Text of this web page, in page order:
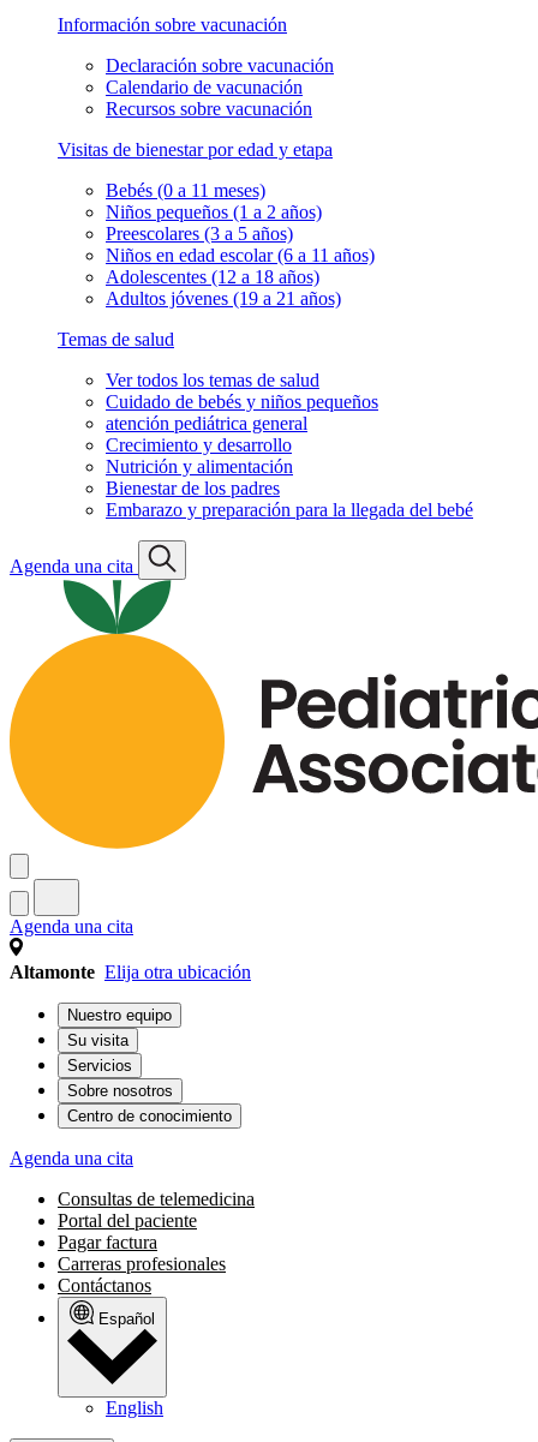
Información sobre vacunación
Declaración sobre vacunación
Calendario de vacunación
Recursos sobre vacunación
Visitas de bienestar por edad y etapa
Bebés (0 a 11 meses)
Niños pequeños (1 a 2 años)
Preescolares (3 a 5 años)
Niños en edad escolar (6 a 11 años)
Adolescentes (12 a 18 años)
Adultos jóvenes (19 a 21 años)
Temas de salud
Ver todos los temas de salud
Cuidado de bebés y niños pequeños
atención pediátrica general
Crecimiento y desarrollo
Nutrición y alimentación
Bienestar de los padres
Embarazo y preparación para la llegada del bebé
Agenda una cita
Agenda una cita
Altamonte Elija otra ubicación
Nuestro equipo
Su visita
Servicios
Sobre nosotros
Centro de conocimiento
Agenda una cita
Consultas de telemedicina
Portal del paciente
Pagar factura
Carreras profesionales
Contáctanos
Español
English